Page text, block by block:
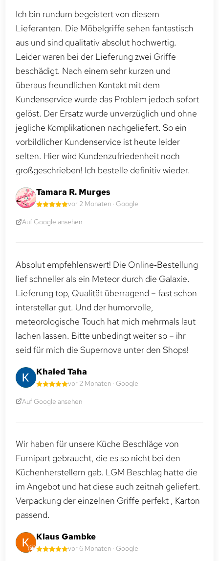
Ich bin rundum begeistert von diesem
Lieferanten. Die Möbelgriffe sehen fantastisch
aus und sind qualitativ absolut hochwertig.
Leider waren bei der Lieferung zwei Griffe
beschädigt. Nach einem sehr kurzen und
überaus freundlichen Kontakt mit dem
Kundenservice wurde das Problem jedoch sofort
gelöst. Der Ersatz wurde unverzüglich und ohne
jegliche Komplikationen nachgeliefert. So ein
vorbildlicher Kundenservice ist heute leider
selten. Hier wird Kundenzufriedenheit noch
großgeschrieben! Ich bestelle definitiv wieder.
Tamara R. Murges
vor 2 Monaten · Google
Auf Google ansehen
Absolut empfehlenswert! Die Online‑Bestellung
lief schneller als ein Meteor durch die Galaxie.
Lieferung top, Qualität überragend – fast schon
interstellar gut. Und der humorvolle,
meteorologische Touch hat mich mehrmals laut
lachen lassen. Bitte unbedingt weiter so – ihr
seid für mich die Supernova unter den Shops!
Khaled Taha
vor 2 Monaten · Google
Auf Google ansehen
Wir haben für unsere Küche Beschläge von
Furnipart gebraucht, die es so nicht bei den
Küchenherstellern gab. LGM Beschlag hatte die
im Angebot und hat diese auch zeitnah geliefert.
Verpackung der einzelnen Griffe perfekt , Karton
passend.
Klaus Gambke
vor 6 Monaten · Google